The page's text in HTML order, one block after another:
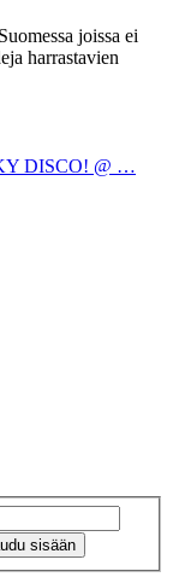
joissa ei
harrastavien
DISCO! @ …